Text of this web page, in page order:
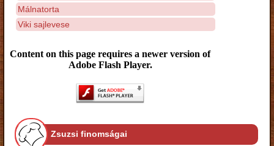
Málnatorta
Viki sajlevese
Content on this page requires a newer version of
Adobe Flash Player.
Zsuzsi finomságai